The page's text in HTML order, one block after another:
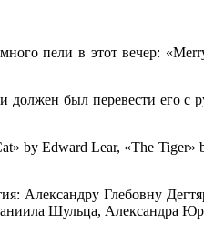
пели в этот вечер:
был перевести его
by Edward Lear, «The
Александру Глебовну
Шульца, Александра